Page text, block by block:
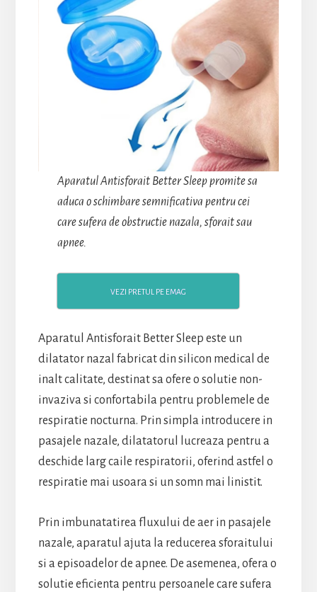
Aparatul Antisforait Better Sleep promite sa
aduca o schimbare semnificativa pentru cei
care sufera de obstructie nazala, sforait sau
apnee.
VEZI PRETUL PE EMAG
Aparatul Antisforait Better Sleep este un
dilatator nazal fabricat din silicon medical de
inalt calitate, destinat sa ofere o solutie non-
invaziva si confortabila pentru problemele de
respiratie nocturna. Prin simpla introducere in
pasajele nazale, dilatatorul lucreaza pentru a
deschide larg caile respiratorii, oferind astfel o
respiratie mai usoara si un somn mai linistit.
Prin imbunatatirea fluxului de aer in pasajele
nazale, aparatul ajuta la reducerea sforaitului
si a episoadelor de apnee. De asemenea, ofera o
solutie eficienta pentru persoanele care sufera